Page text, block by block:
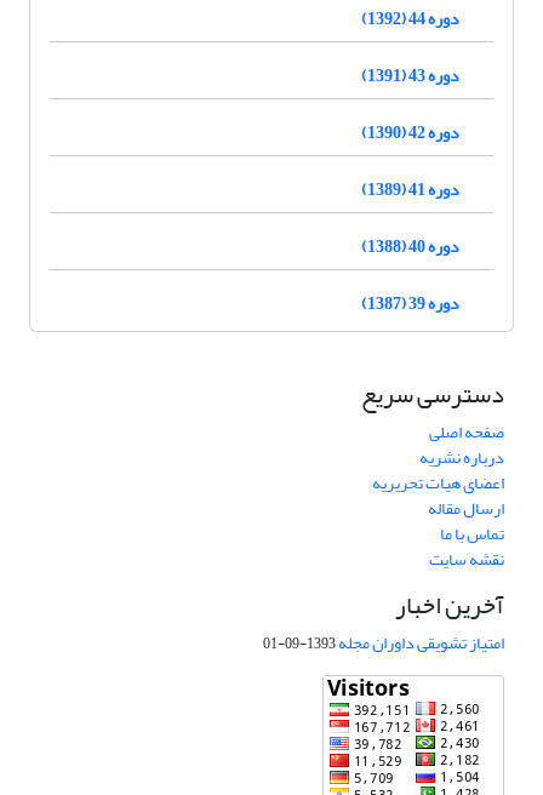
دوره 44 (1392)
دوره 43 (1391)
دوره 42 (1390)
دوره 41 (1389)
دوره 40 (1388)
دوره 39 (1387)
دسترسی سریع
صفحه اصلی
درباره نشریه
اعضای هیات تحریریه
ارسال مقاله
تماس با ما
نقشه سایت
آخرین اخبار
امتیاز تشویقی داوران مجله1393-09-01